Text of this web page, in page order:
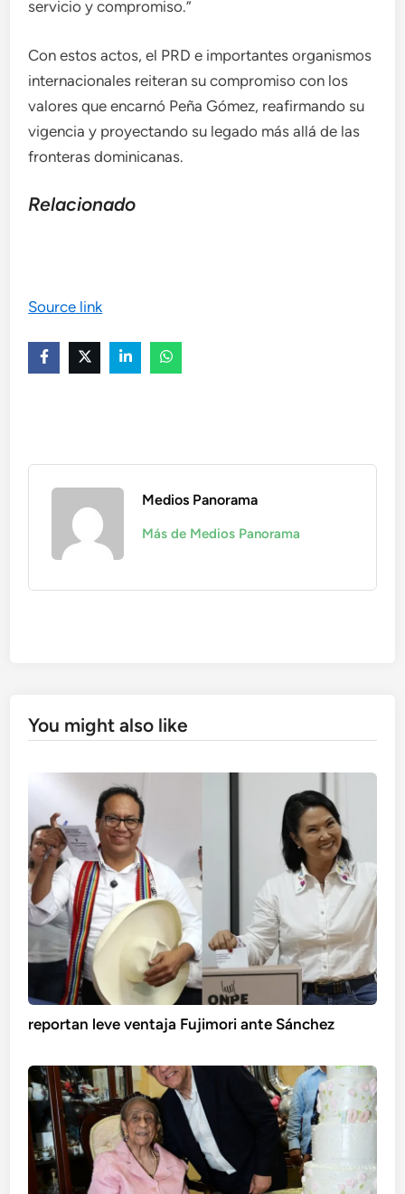
servicio y compromiso.”
Con estos actos, el PRD e importantes organismos
internacionales reiteran su compromiso con los
valores que encarnó Peña Gómez, reafirmando su
vigencia y proyectando su legado más allá de las
fronteras dominicanas.
Relacionado
Source link
Medios Panorama
Más de Medios Panorama
You might also like
reportan leve ventaja Fujimori ante Sánchez